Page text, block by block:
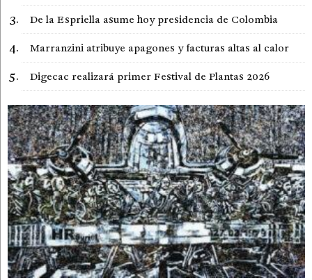
De la Espriella asume hoy presidencia de Colombia
Marranzini atribuye apagones y facturas altas al calor
Digecac realizará primer Festival de Plantas 2026